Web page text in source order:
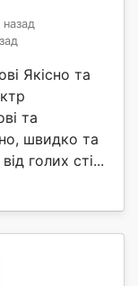
Якісно та
та
швидко та
голих сті...